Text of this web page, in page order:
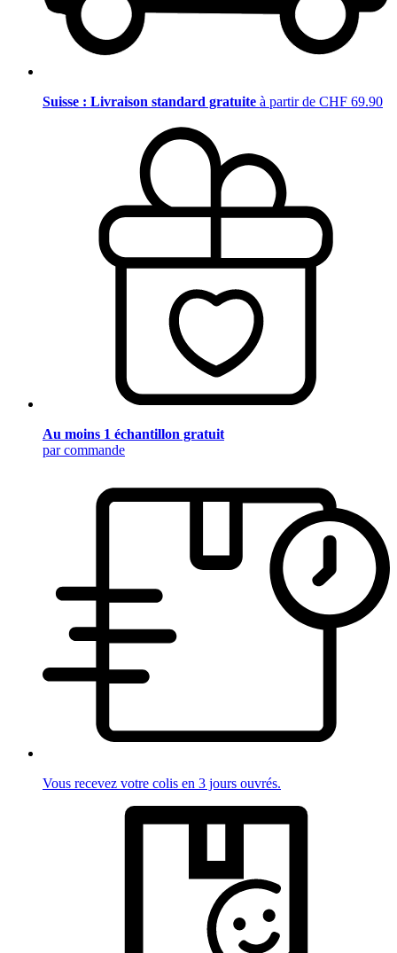
Suisse : Livraison standard gratuite à partir de CHF 69.90
Au moins 1 échantillon gratuit
par commande
Vous recevez votre colis en 3 jours ouvrés.